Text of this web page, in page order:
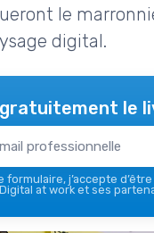
le
digital.
le
formulaire, j’accepte
at work et ses